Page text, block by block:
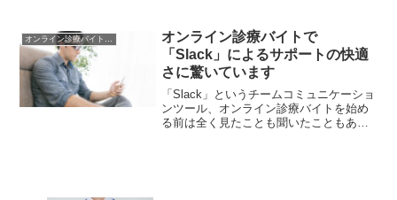
不安に思わる方もおられるようです。新
たに始まって試みで、...
オンライン診療バイトの注意点
オンライン診療バイトで
「Slack」によるサポートの快適
さに驚いています
「Slack」というチームコミュニケーショ
ンツール、オンライン診療バイトを始め
る前は全く見たことも聞いたこともあり